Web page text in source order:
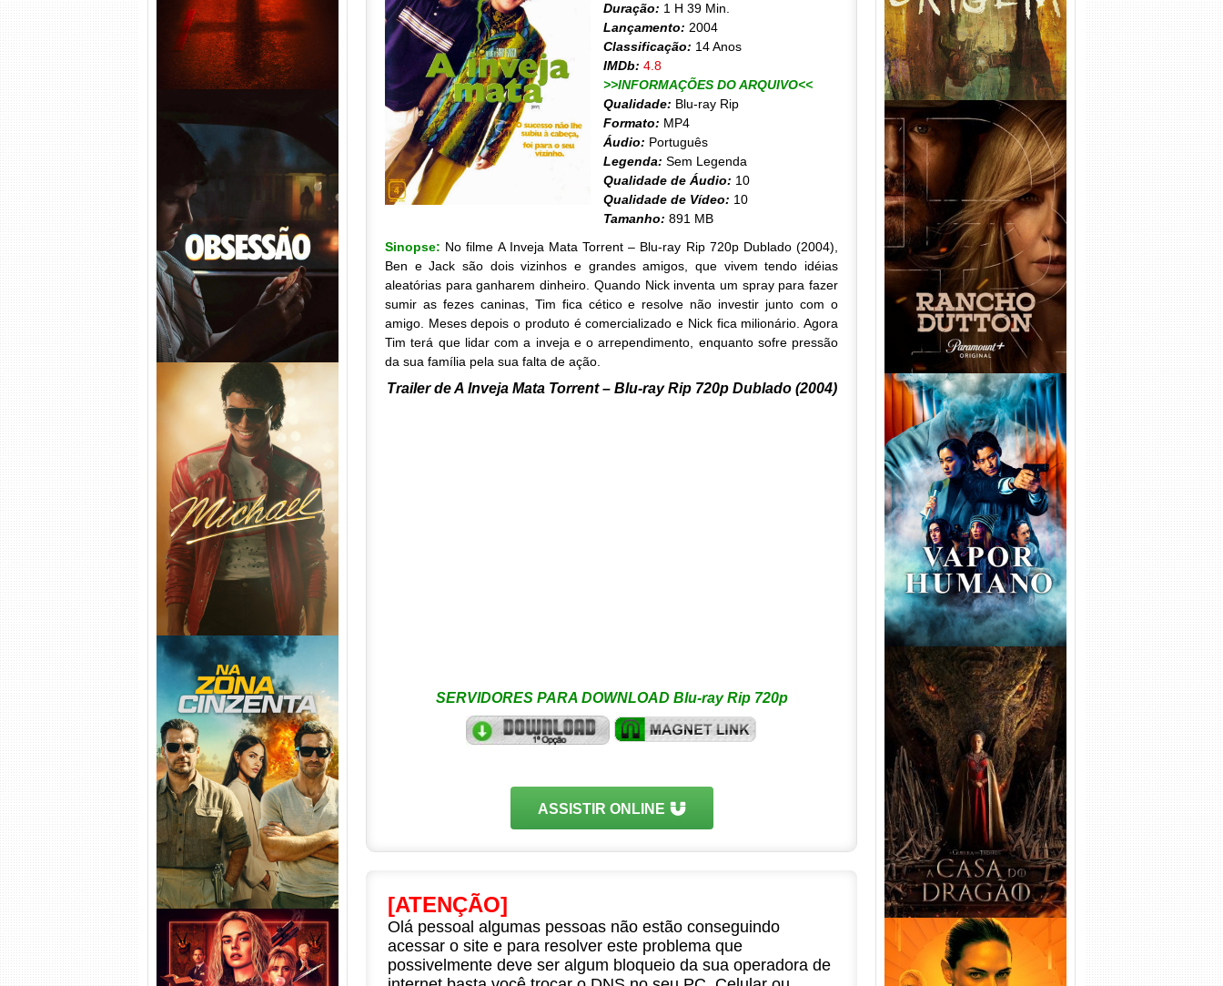
Duração: 1 H 39 Min.
Lançamento: 2004
Classificação: 14 Anos
IMDb: 4.8
>>INFORMAÇÕES DO ARQUIVO<<
Qualidade: Blu-ray Rip
Formato: MP4
Áudio: Português
Legenda: Sem Legenda
Qualidade de Áudio: 10
Qualidade de Vídeo: 10
Tamanho: 891 MB
Sinopse: No filme A Inveja Mata Torrent – Blu-ray Rip 720p Dublado (2004),
Ben e Jack são dois vizinhos e grandes amigos, que vivem tendo idéias
aleatórias para ganharem dinheiro. Quando Nick inventa um spray para fazer
sumir as fezes caninas, Tim fica cético e resolve não investir junto com o
amigo. Meses depois o produto é comercializado e Nick fica milionário. Agora
Tim terá que lidar com a inveja e o arrependimento, enquanto sofre pressão
da sua família pela sua falta de ação.
Trailer de A Inveja Mata Torrent – Blu-ray Rip 720p Dublado (2004)
SERVIDORES PARA DOWNLOAD Blu-ray Rip 720p
ASSISTIR ONLINE
[ATENÇÃO]
Olá pessoal algumas pessoas não estão conseguindo
acessar o site e para resolver este problema que
possivelmente deve ser algum bloqueio da sua operadora de
Obsessão Torrent (2026)
WEB-DL 1080p/4K Dual
Áudio
Michael Torrent (2026) WEB-
DL 1080p/4K Dual Áudio
Na Zona Cinzenta Torrent
(2026) WEB-DL 1080p/4K
Dual Áudio
Rancho Dutton 1ª
Temporada Torrent (2026)
WEB-DL 1080p Dual Áudio
Vapor Humano 1ª Temporada
Torrent (2026) WEB-DL 1080p
Dual Áudio
A Casa do Dragão 1ª
Temporada Torrent (2022)
WEB-DL 720p/1080p Dual
Áudio